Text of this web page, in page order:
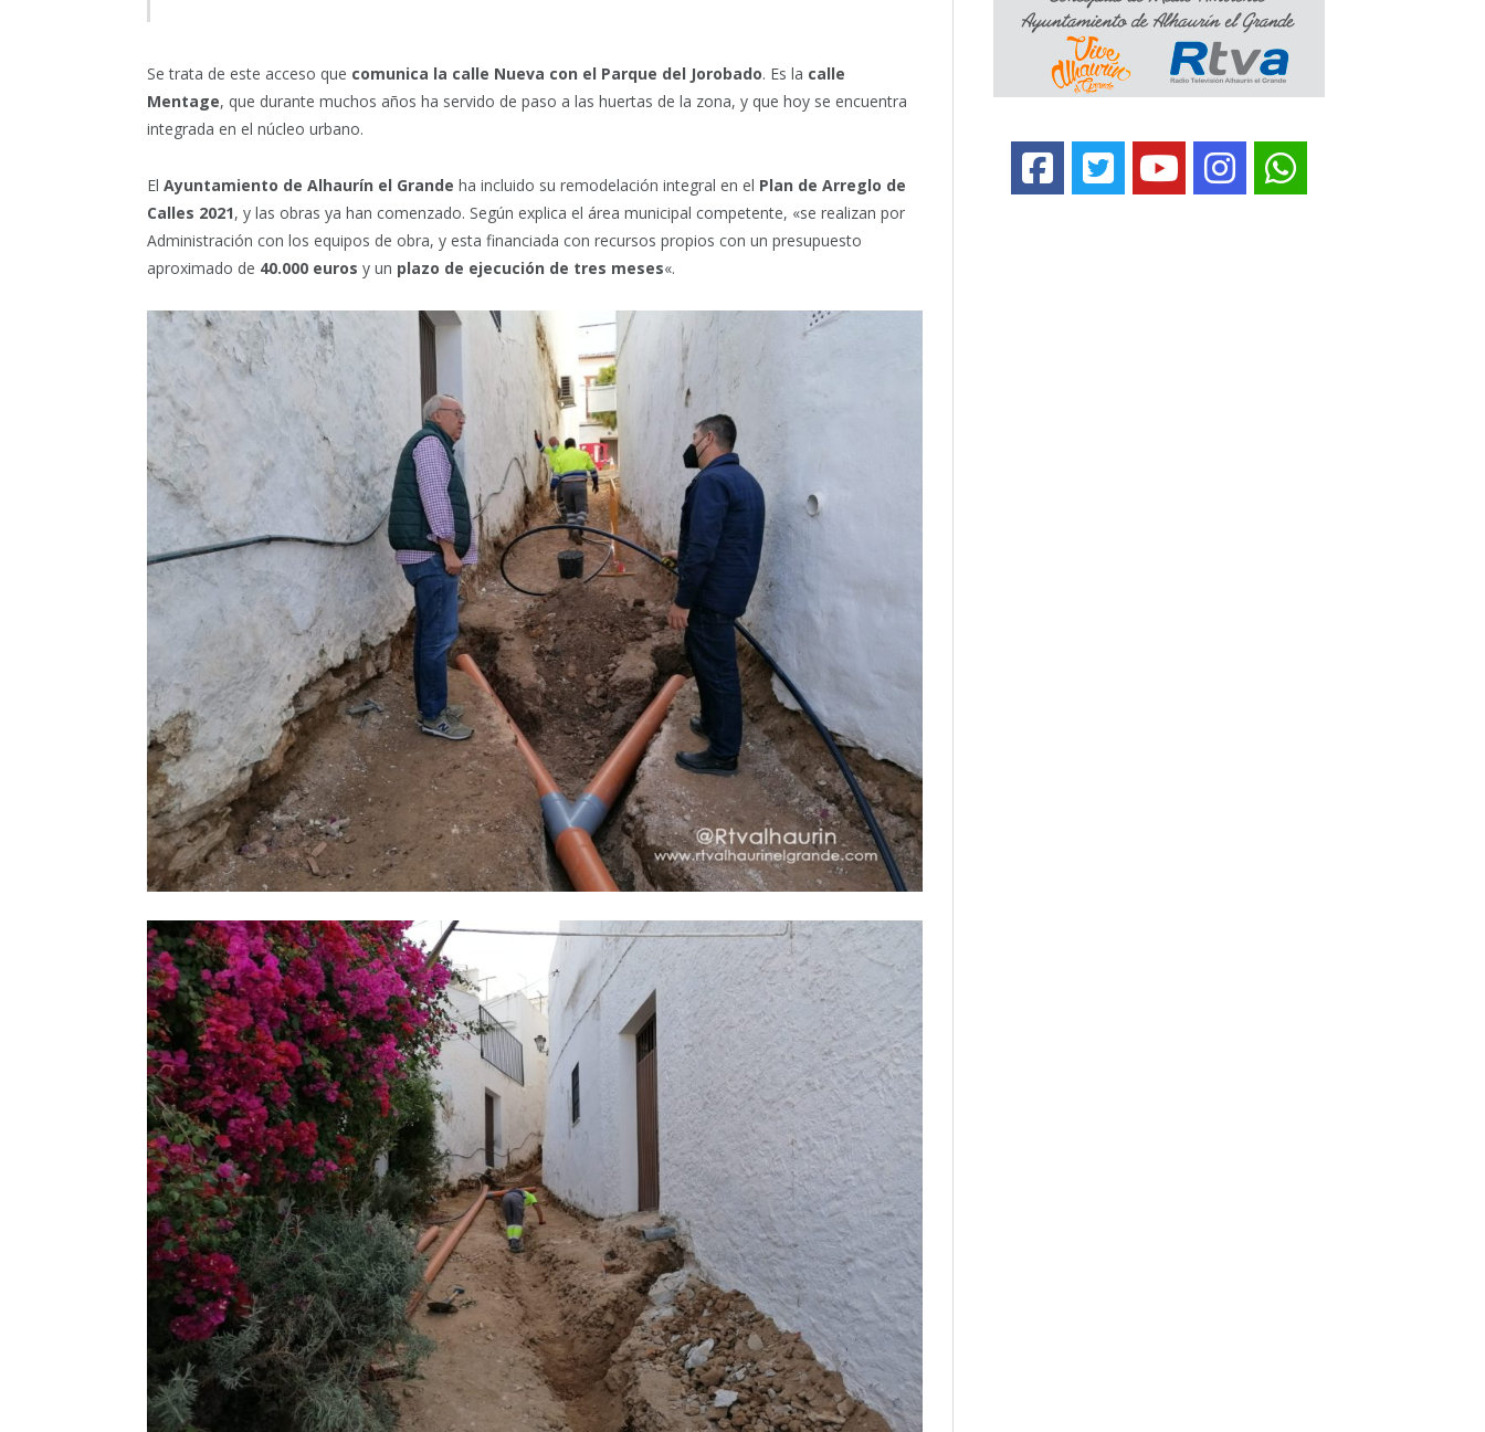
Se trata de este acceso que comunica la calle Nueva con el Parque del Jorobado. Es la calle
Mentage, que durante muchos años ha servido de paso a las huertas de la zona, y que hoy se encuentra
integrada en el núcleo urbano.
El Ayuntamiento de Alhaurín el Grande ha incluido su remodelación integral en el Plan de Arreglo de
Calles 2021, y las obras ya han comenzado. Según explica el área municipal competente, «se realizan por
Administración con los equipos de obra, y esta financiada con recursos propios con un presupuesto
aproximado de 40.000 euros y un plazo de ejecución de tres meses«.